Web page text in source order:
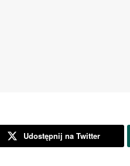
Udostępnij na Twitter